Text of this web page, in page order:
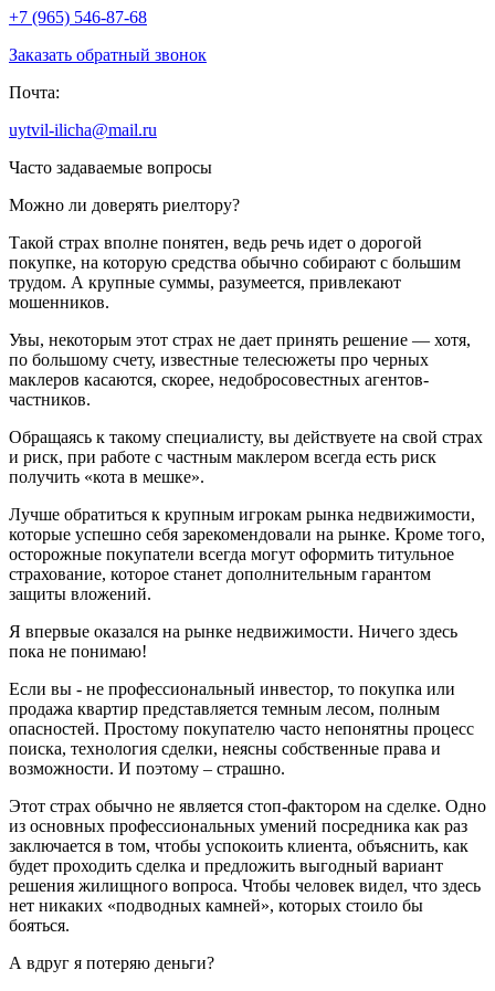
+7 (965) 546-87-68
Заказать обратный звонок
Почта:
uytvil-ilicha@mail.ru
Часто задаваемые вопросы
Можно ли доверять риелтору?
Такой страх вполне понятен, ведь речь идет о дорогой
покупке, на которую средства обычно собирают с большим
трудом. А крупные суммы, разумеется, привлекают
мошенников.
Увы, некоторым этот страх не дает принять решение — хотя,
по большому счету, известные телесюжеты про черных
маклеров касаются, скорее, недобросовестных агентов-
частников.
Обращаясь к такому специалисту, вы действуете на свой страх
и риск, при работе с частным маклером всегда есть риск
получить «кота в мешке».
Лучше обратиться к крупным игрокам рынка недвижимости,
которые успешно себя зарекомендовали на рынке. Кроме того,
осторожные покупатели всегда могут оформить титульное
страхование, которое станет дополнительным гарантом
защиты вложений.
Я впервые оказался на рынке недвижимости. Ничего здесь
пока не понимаю!
Если вы - не профессиональный инвестор, то покупка или
продажа квартир представляется темным лесом, полным
опасностей. Простому покупателю часто непонятны процесс
поиска, технология сделки, неясны собственные права и
возможности. И поэтому – страшно.
Этот страх обычно не является стоп-фактором на сделке. Одно
из основных профессиональных умений посредника как раз
заключается в том, чтобы успокоить клиента, объяснить, как
будет проходить сделка и предложить выгодный вариант
решения жилищного вопроса. Чтобы человек видел, что здесь
нет никаких «подводных камней», которых стоило бы
бояться.
А вдруг я потеряю деньги?